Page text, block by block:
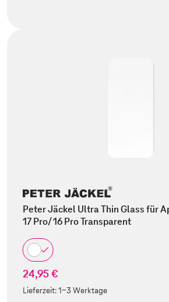
Peter Jäckel Ultra Thin Glass für
17 Pro/ 16 Pro Transparent
24,95 €
Lieferzeit:1-3 Werktage